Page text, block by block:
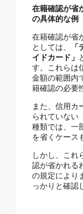
在籍確認が省
の具体的な例
在籍確認が省
としては、
イドカード」
す。これらは
金額の範囲内
籍確認の必要
また、信用カ
られていない
種類では、一
を省くケース
しかし、これ
認が省かれる
の規定により
っかりと確認